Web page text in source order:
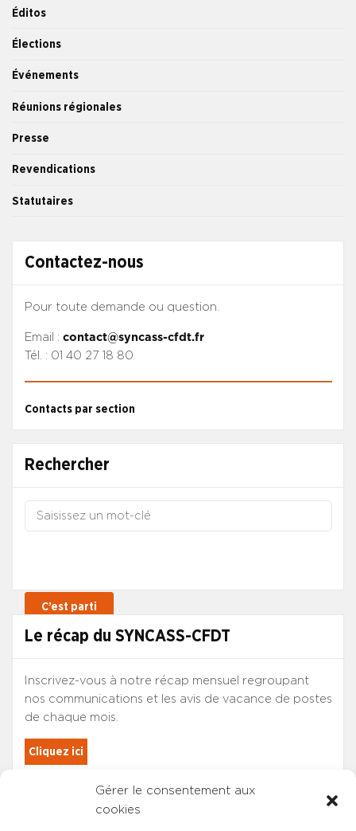
Gérer le consentement aux
cookies
Éditos
Élections
Événements
Réunions régionales
Presse
Revendications
Statutaires
Contactez-nous
Pour toute demande ou question.
Email : contact@syncass-cfdt.fr
Tél. : 01 40 27 18 80
Contacts par section
Rechercher
Le récap du SYNCASS-CFDT
Inscrivez-vous à notre récap mensuel regroupant
nos communications et les avis de vacance de postes
de chaque mois.
Cliquez ici
Les adhérents du SYNCASS-CFDT
sont automatiquement inscrits.